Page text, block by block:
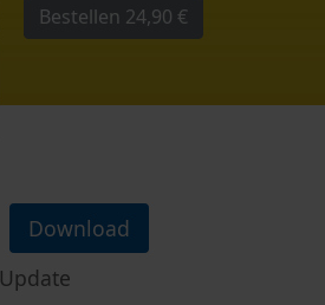
Bestellen 24,90 €
Download
Update